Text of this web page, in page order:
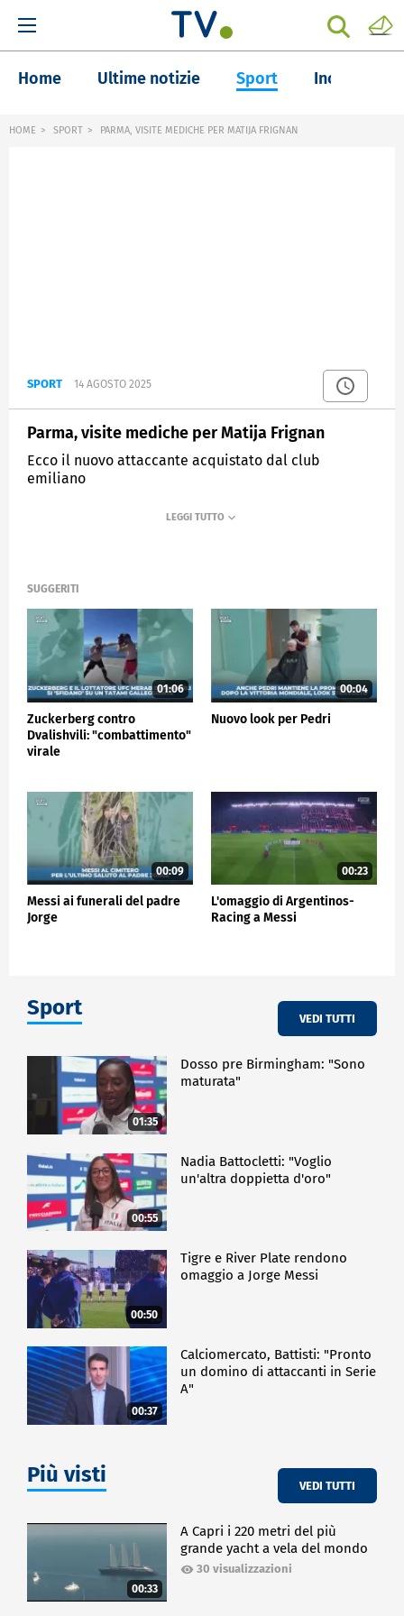
Home Ultime notizie Sport Inchieste
HOME SPORT PARMA, VISITE MEDICHE PER MATIJA FRIGNAN
SPORT 14 AGOSTO 2025
Parma, visite mediche per Matija Frignan
Ecco il nuovo attaccante acquistato dal club
emiliano
SPORTMEDIASET
SUGGERITI
01:06
Zuckerberg contro
Dvalishvili: "combattimento"
virale
00:04
Nuovo look per Pedri
00:09
Messi ai funerali del padre
Jorge
00:23
L'omaggio di Argentinos-
Racing a Messi
Sport VEDI TUTTI
01:35
Dosso pre Birmingham: "Sono
maturata"
00:55
Nadia Battocletti: "Voglio
un'altra doppietta d'oro"
00:50
Tigre e River Plate rendono
omaggio a Jorge Messi
00:37
Calciomercato, Battisti: "Pronto
un domino di attaccanti in Serie
A"
Più visti VEDI TUTTI
00:33
A Capri i 220 metri del più
grande yacht a vela del mondo
30 visualizzazioni